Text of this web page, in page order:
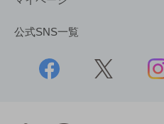
公式SNS一覧